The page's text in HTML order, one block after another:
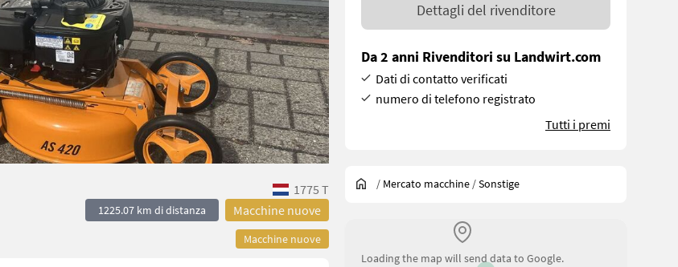
1775 T
1225.07 km di distanza Macchine nuove
Macchine nuove
Dettagli del rivenditore
Da 2 anni Rivenditori su Landwirt.com
Dati di contatto verificati
numero di telefono registrato
Tutti i premi
/ Mercato macchine /Sonstige
Loading the map will send data to Google.